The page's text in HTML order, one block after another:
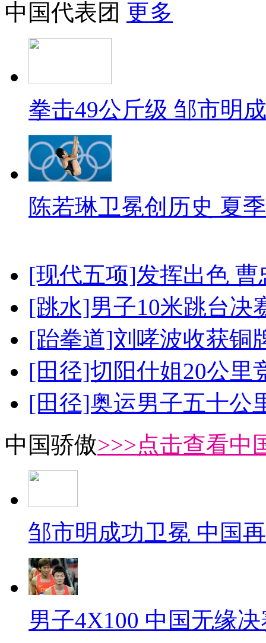
中国代表团 更多
拳击49公斤级 邹市明
陈若琳卫冕创历史 夏
[现代五项]发挥出色
[跳水]男子10米跳台决
[跆拳道]刘哮波收获铜
[田径]切阳什姐20公里
[田径]奥运男子五十公
中国骄傲>>>点击查看中
邹市明成功卫冕 中国
男子4X100 中国无缘